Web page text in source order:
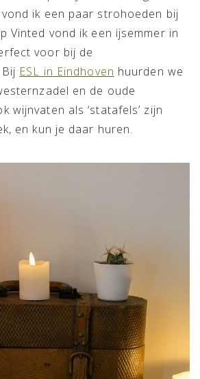
ik een paar strohoeden bij
Vinted vond ik een ijsemmer in
voor bij de
ESL in Eindhoven huurden we
en de oude
wijnvaten als ‘statafels’ zijn
en kun je daar huren.